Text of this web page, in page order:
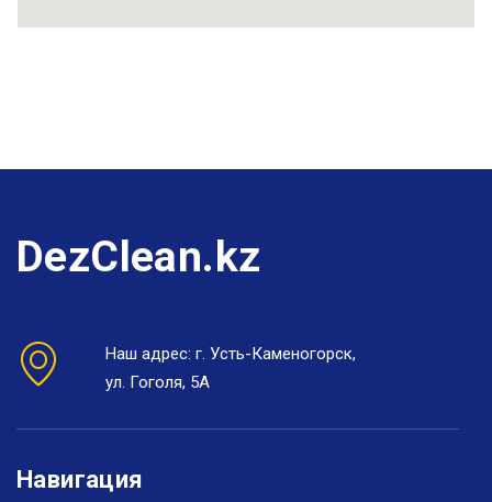
DezClean.kz
Наш адрес: г. Усть-Каменогорск,
ул. Гоголя, 5А
Навигация